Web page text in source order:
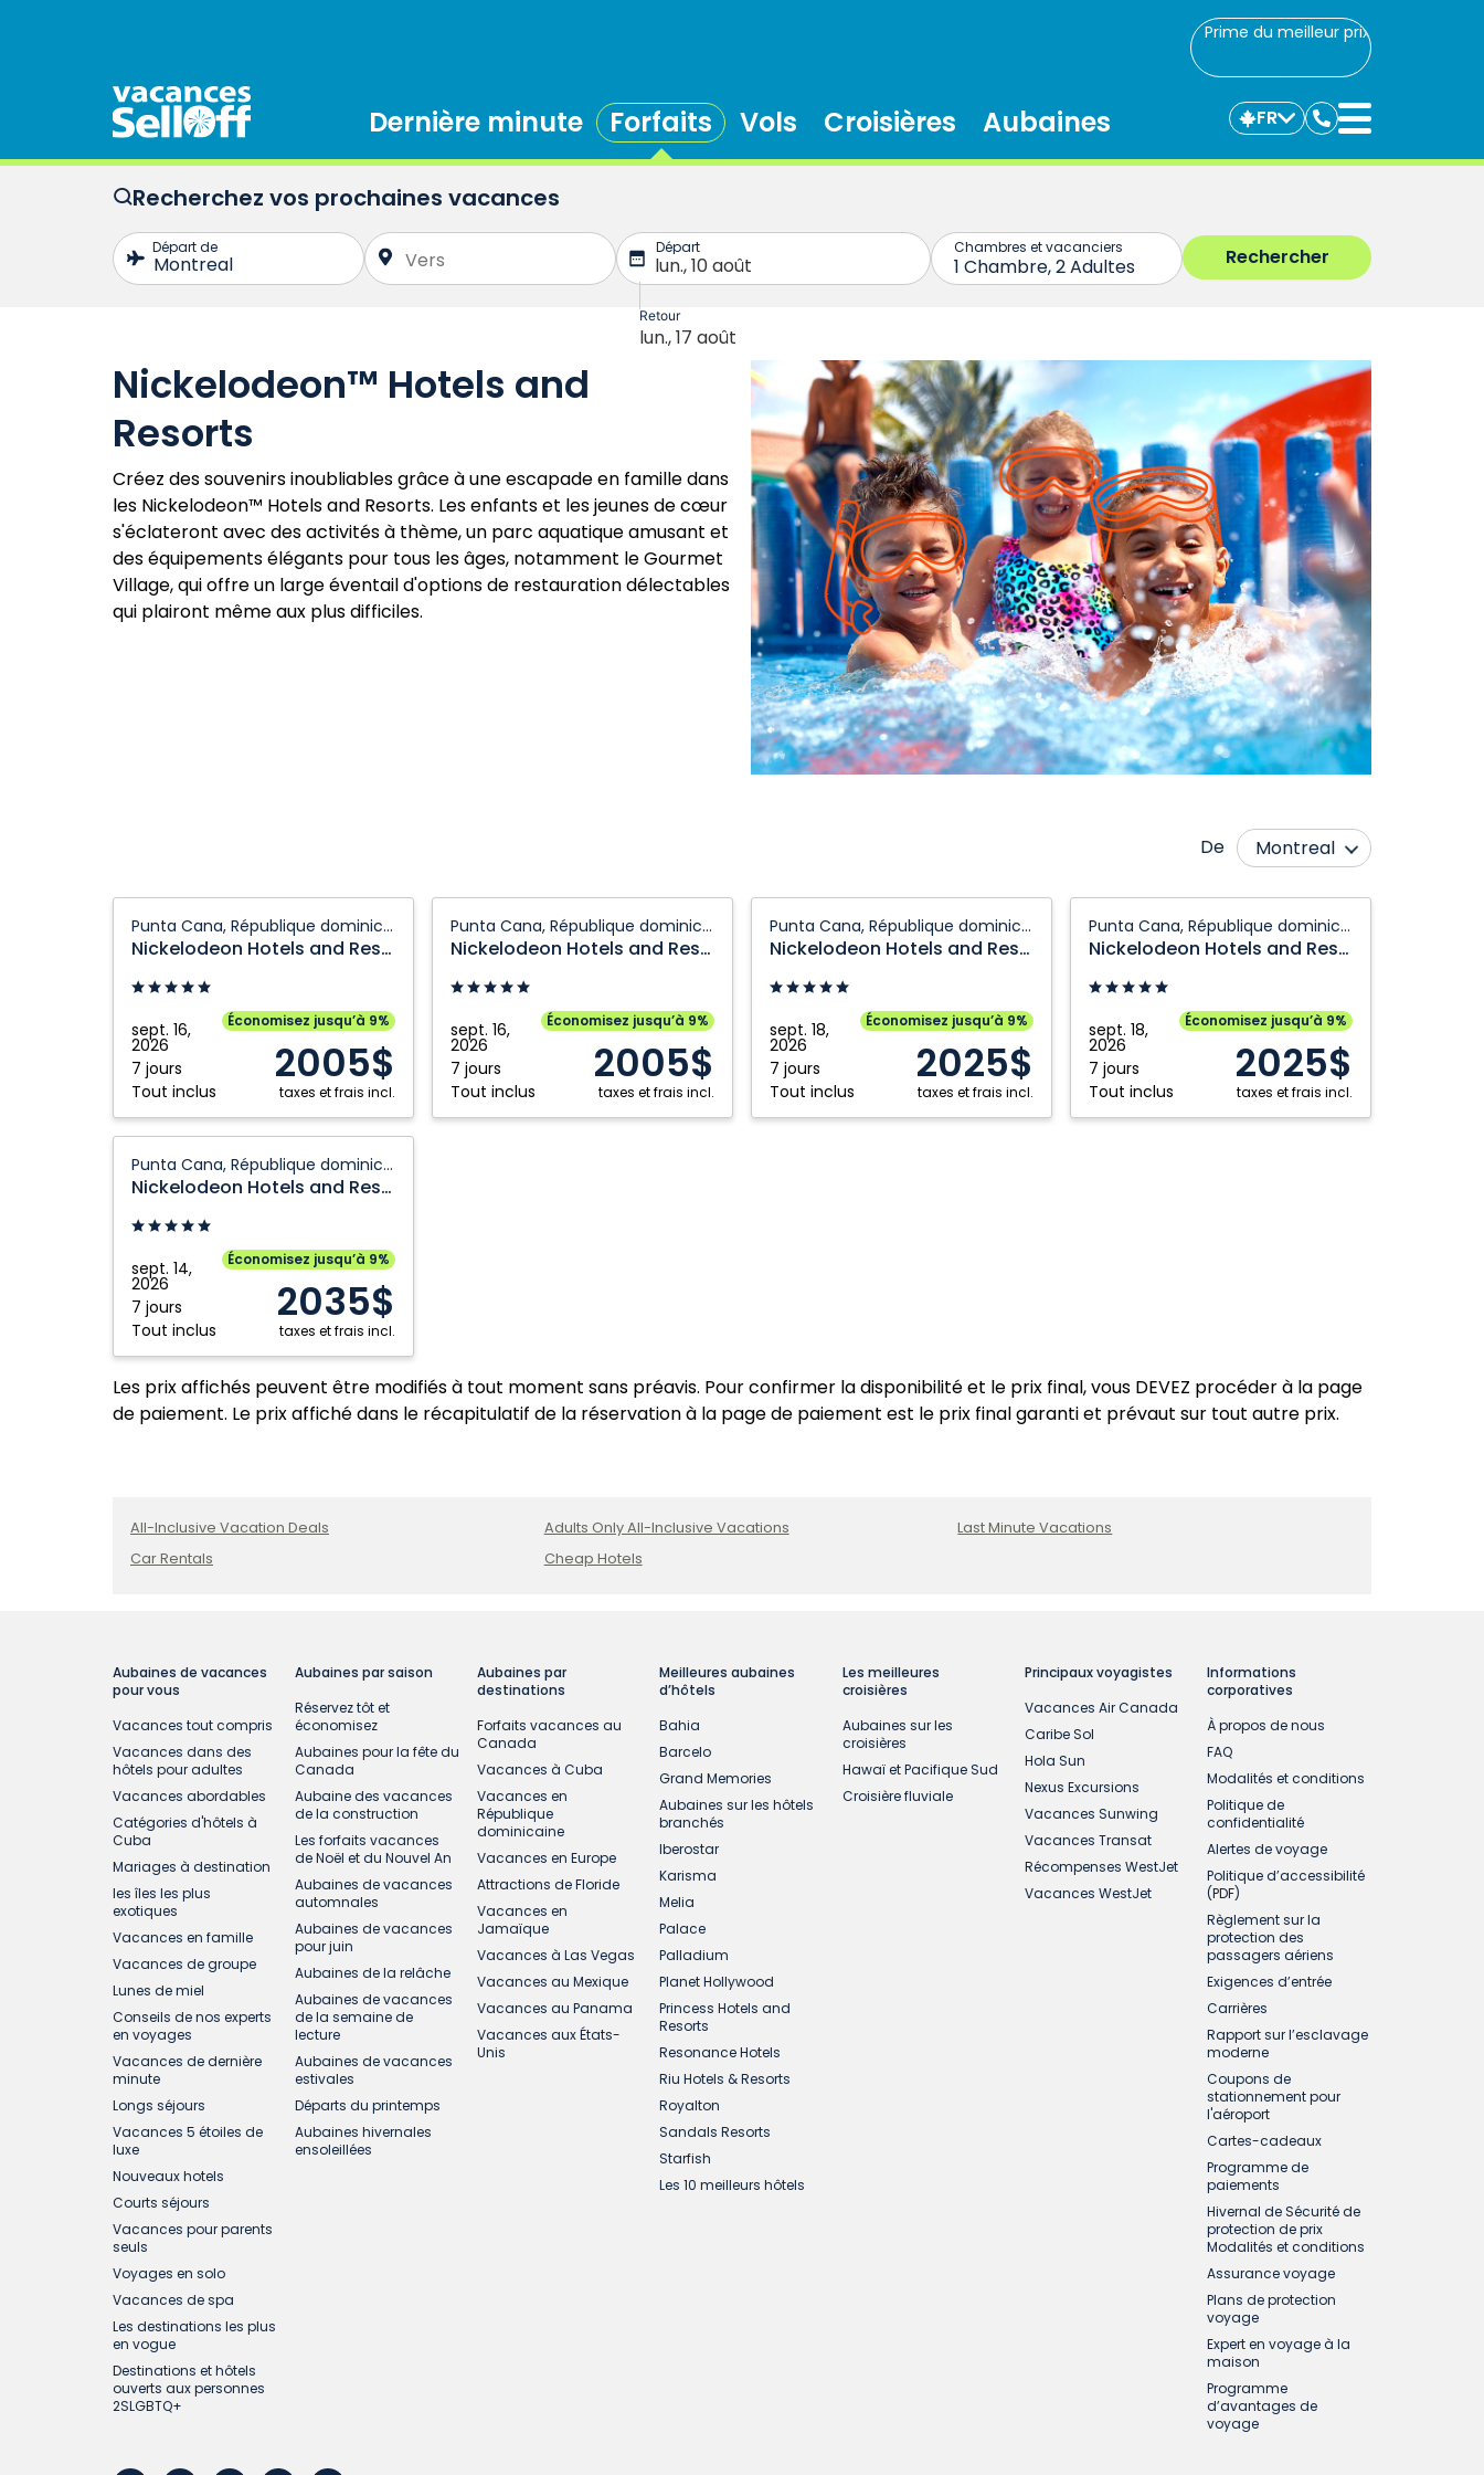
Prime du meilleur prix
Dernière minute Forfaits Vols Croisières Aubaines FR
Communiquez
avec
Recherchez vos prochaines vacances
Nickelodeon™ Hotels and
Resorts
Créez des souvenirs inoubliables grâce à une escapade en famille dans
les Nickelodeon™ Hotels and Resorts. Les enfants et les jeunes de cœur
s'éclateront avec des activités à thème, un parc aquatique amusant et
des équipements élégants pour tous les âges, notamment le Gourmet
Village, qui offre un large éventail d'options de restauration délectables
qui plairont même aux plus difficiles.
De
Montreal
Québec City
Toronto
Punta Cana, République dominicaine
Nickelodeon Hotels and Resorts Punta Cana
sept. 16,
2026
7 jours
Tout inclus
Économisez jusqu’à 9%
2005$
taxes et frais incl.
Hotels
and
Resorts
Cana:
Punta
Cana,
République
Punta Cana, République dominicaine
Nickelodeon Hotels and Resorts Punta Cana
sept. 16,
2026
7 jours
Tout inclus
Économisez jusqu’à 9%
2005$
taxes et frais incl.
Hotels
and
Resorts
Cana:
Punta
Cana,
République
Punta Cana, République dominicaine
Nickelodeon Hotels and Resorts Punta Cana
sept. 18,
2026
7 jours
Tout inclus
Économisez jusqu’à 9%
2025$
taxes et frais incl.
Hotels
and
Resorts
Cana:
Punta
Cana,
République
Punta Cana, République dominicaine
Nickelodeon Hotels and Resorts Punta Cana
sept. 18,
2026
7 jours
Tout inclus
Économisez jusqu’à 9%
2025$
taxes et frais incl.
Hotels
and
Resorts
Cana:
Punta
Cana,
République
Punta Cana, République dominicaine
Nickelodeon Hotels and Resorts Punta Cana
sept. 14,
2026
7 jours
Tout inclus
Économisez jusqu’à 9%
2035$
taxes et frais incl.
Hotels
and
Resorts
Cana:
Punta
Cana,
République
dominicaine
Les prix affichés peuvent être modifiés à tout moment sans préavis. Pour confirmer la disponibilité et le prix final, vous DEVEZ procéder à la page
de paiement. Le prix affiché dans le récapitulatif de la réservation à la page de paiement est le prix final garanti et prévaut sur tout autre prix.
All-Inclusive Vacation Deals
Car Rentals
Adults Only All-Inclusive Vacations
Cheap Hotels
Last Minute Vacations
Aubaines de vacances
pour vous
Vacances tout compris
Vacances dans des
hôtels pour adultes
Vacances abordables
Catégories d'hôtels à
Cuba
Mariages à destination
les îles les plus
exotiques
Vacances en famille
Vacances de groupe
Lunes de miel
Conseils de nos experts
en voyages
Vacances de dernière
minute
Longs séjours
Vacances 5 étoiles de
luxe
Nouveaux hotels
Courts séjours
Vacances pour parents
seuls
Voyages en solo
Vacances de spa
Les destinations les plus
en vogue
Destinations et hôtels
ouverts aux personnes
2SLGBTQ+
Aubaines par saison
Réservez tôt et
économisez
Aubaines pour la fête du
Canada
Aubaine des vacances
de la construction
Les forfaits vacances
de Noël et du Nouvel An
Aubaines de vacances
automnales
Aubaines de vacances
pour juin
Aubaines de la relâche
Aubaines de vacances
de la semaine de
lecture
Aubaines de vacances
estivales
Départs du printemps
Aubaines hivernales
ensoleillées
Aubaines par
destinations
Forfaits vacances au
Canada
Vacances à Cuba
Vacances en
République
dominicaine
Vacances en Europe
Attractions de Floride
Vacances en
Jamaïque
Vacances à Las Vegas
Vacances au Mexique
Vacances au Panama
Vacances aux États-
Unis
Meilleures aubaines
d’hôtels
Bahia
Barcelo
Grand Memories
Aubaines sur les hôtels
branchés
Iberostar
Karisma
Melia
Palace
Palladium
Planet Hollywood
Princess Hotels and
Resorts
Resonance Hotels
Riu Hotels & Resorts
Royalton
Sandals Resorts
Starfish
Les 10 meilleurs hôtels
Les meilleures
croisières
Aubaines sur les
croisières
Hawaï et Pacifique Sud
Croisière fluviale
Principaux voyagistes
Vacances Air Canada
Caribe Sol
Hola Sun
Nexus Excursions
Vacances Sunwing
Vacances Transat
Récompenses WestJet
Vacances WestJet
Informations
corporatives
À propos de nous
FAQ
Modalités et conditions
Politique de
confidentialité
Alertes de voyage
Politique d’accessibilité
(PDF)
Règlement sur la
protection des
passagers aériens
Exigences d’entrée
Carrières
Rapport sur l’esclavage
moderne
Coupons de
stationnement pour
l'aéroport
Cartes-cadeaux
Programme de
paiements
Hivernal de Sécurité de
protection de prix
Modalités et conditions
Assurance voyage
Plans de protection
voyage
Expert en voyage à la
maison
Programme
d’avantages de
voyage